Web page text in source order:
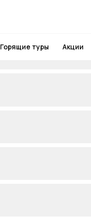
Горящие туры Акции